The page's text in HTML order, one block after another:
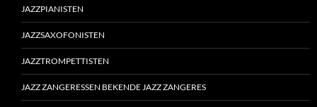
JAZZPIANISTEN
JAZZSAXOFONISTEN
JAZZTROMPETTISTEN
JAZZ ZANGERESSEN BEKENDE JAZZ ZANGERES